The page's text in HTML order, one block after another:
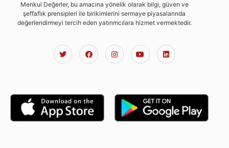
Menkul Değerler, bu amacına yönelik olarak bilgi, güven ve
şeffaflık prensipleri ile birikimlerini sermaye piyasalarında
değerlendirmeyi tercih eden yatırımcılara hizmet vermektedir.